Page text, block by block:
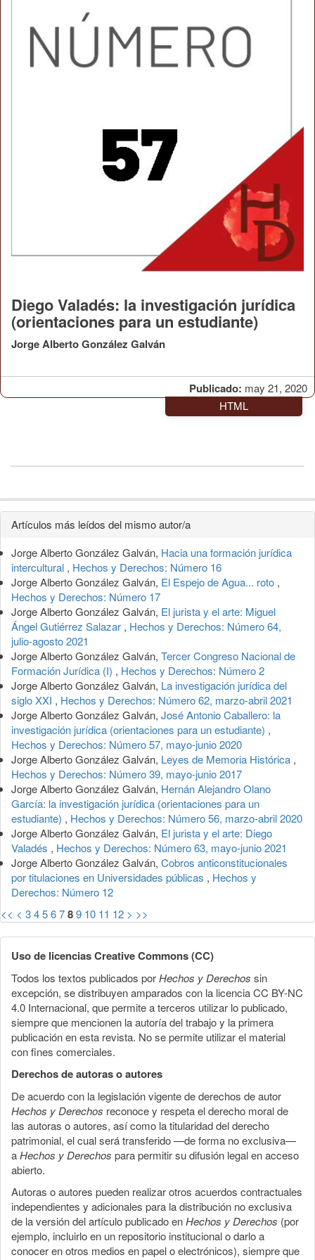
Publicado: may 21, 2020
Diego Valadés: la investigación jurídica
(orientaciones para un estudiante)
Jorge Alberto González Galván
HTML
Detalles
del
artículo
Artículos más leídos del mismo autor/a
Jorge Alberto González Galván, Hacia una formación jurídica
intercultural , Hechos y Derechos: Número 16
Jorge Alberto González Galván, El Espejo de Agua... roto ,
Hechos y Derechos: Número 17
Jorge Alberto González Galván, El jurista y el arte: Miguel
Ángel Gutiérrez Salazar , Hechos y Derechos: Número 64,
julio-agosto 2021
Jorge Alberto González Galván, Tercer Congreso Nacional de
Formación Jurídica (I) , Hechos y Derechos: Número 2
Jorge Alberto González Galván, La investigación jurídica del
siglo XXI , Hechos y Derechos: Número 62, marzo-abril 2021
Jorge Alberto González Galván, José Antonio Caballero: la
investigación jurídica (orientaciones para un estudiante) ,
Hechos y Derechos: Número 57, mayo-junio 2020
Jorge Alberto González Galván, Leyes de Memoria Histórica ,
Hechos y Derechos: Número 39, mayo-junio 2017
Jorge Alberto González Galván, Hernán Alejandro Olano
García: la investigación jurídica (orientaciones para un
estudiante) , Hechos y Derechos: Número 56, marzo-abril 2020
Jorge Alberto González Galván, El jurista y el arte: Diego
Valadés , Hechos y Derechos: Número 63, mayo-junio 2021
Jorge Alberto González Galván, Cobros anticonstitucionales
por titulaciones en Universidades públicas , Hechos y
Derechos: Número 12
<< < 3456789 10 11 12 > >>
Uso de licencias Creative Commons (CC)
Todos los textos publicados porHechos y Derechos sin
excepción, se distribuyen amparados con la licencia CC BY-NC
4.0 Internacional, que permite a terceros utilizar lo publicado,
siempre que mencionen la autoría del trabajo y la primera
publicación en esta revista. No se permite utilizar el material
con fines comerciales.
Derechos de autoras o autores
De acuerdo con la legislación vigente de derechos de autor
Hechos y Derechos reconoce y respeta el derecho moral de
las autoras o autores, así como la titularidad del derecho
patrimonial, el cual será transferido —de forma no exclusiva—
aHechos y Derechos para permitir su difusión legal en acceso
abierto.
Autoras o autores pueden realizar otros acuerdos contractuales
independientes y adicionales para la distribución no exclusiva
de la versión del artículo publicado enHechos y Derechos (por
ejemplo, incluirlo en un repositorio institucional o darlo a
conocer en otros medios en papel o electrónicos), siempre que